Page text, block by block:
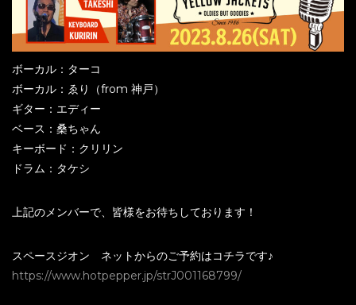
ボーカル：ターコ
ボーカル：ゑり（from 神戸）
ギター：エディー
ベース：桑ちゃん
キーボード：クリリン
ドラム：タケシ
上記のメンバーで、皆様をお待ちしております！
スペースジオン ネットからのご予約はコチラです♪
https://www.hotpepper.jp/strJ001168799/